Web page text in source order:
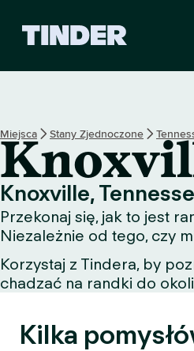
S
t
n
a
g
ł
ó
w
Miejsca Stany Zjednoczone
Knoxville,
Przekonaj się, jak to jest
Niezależnie od tego, czy
Korzystaj z Tindera, by
chadzać na randki do
Kilka